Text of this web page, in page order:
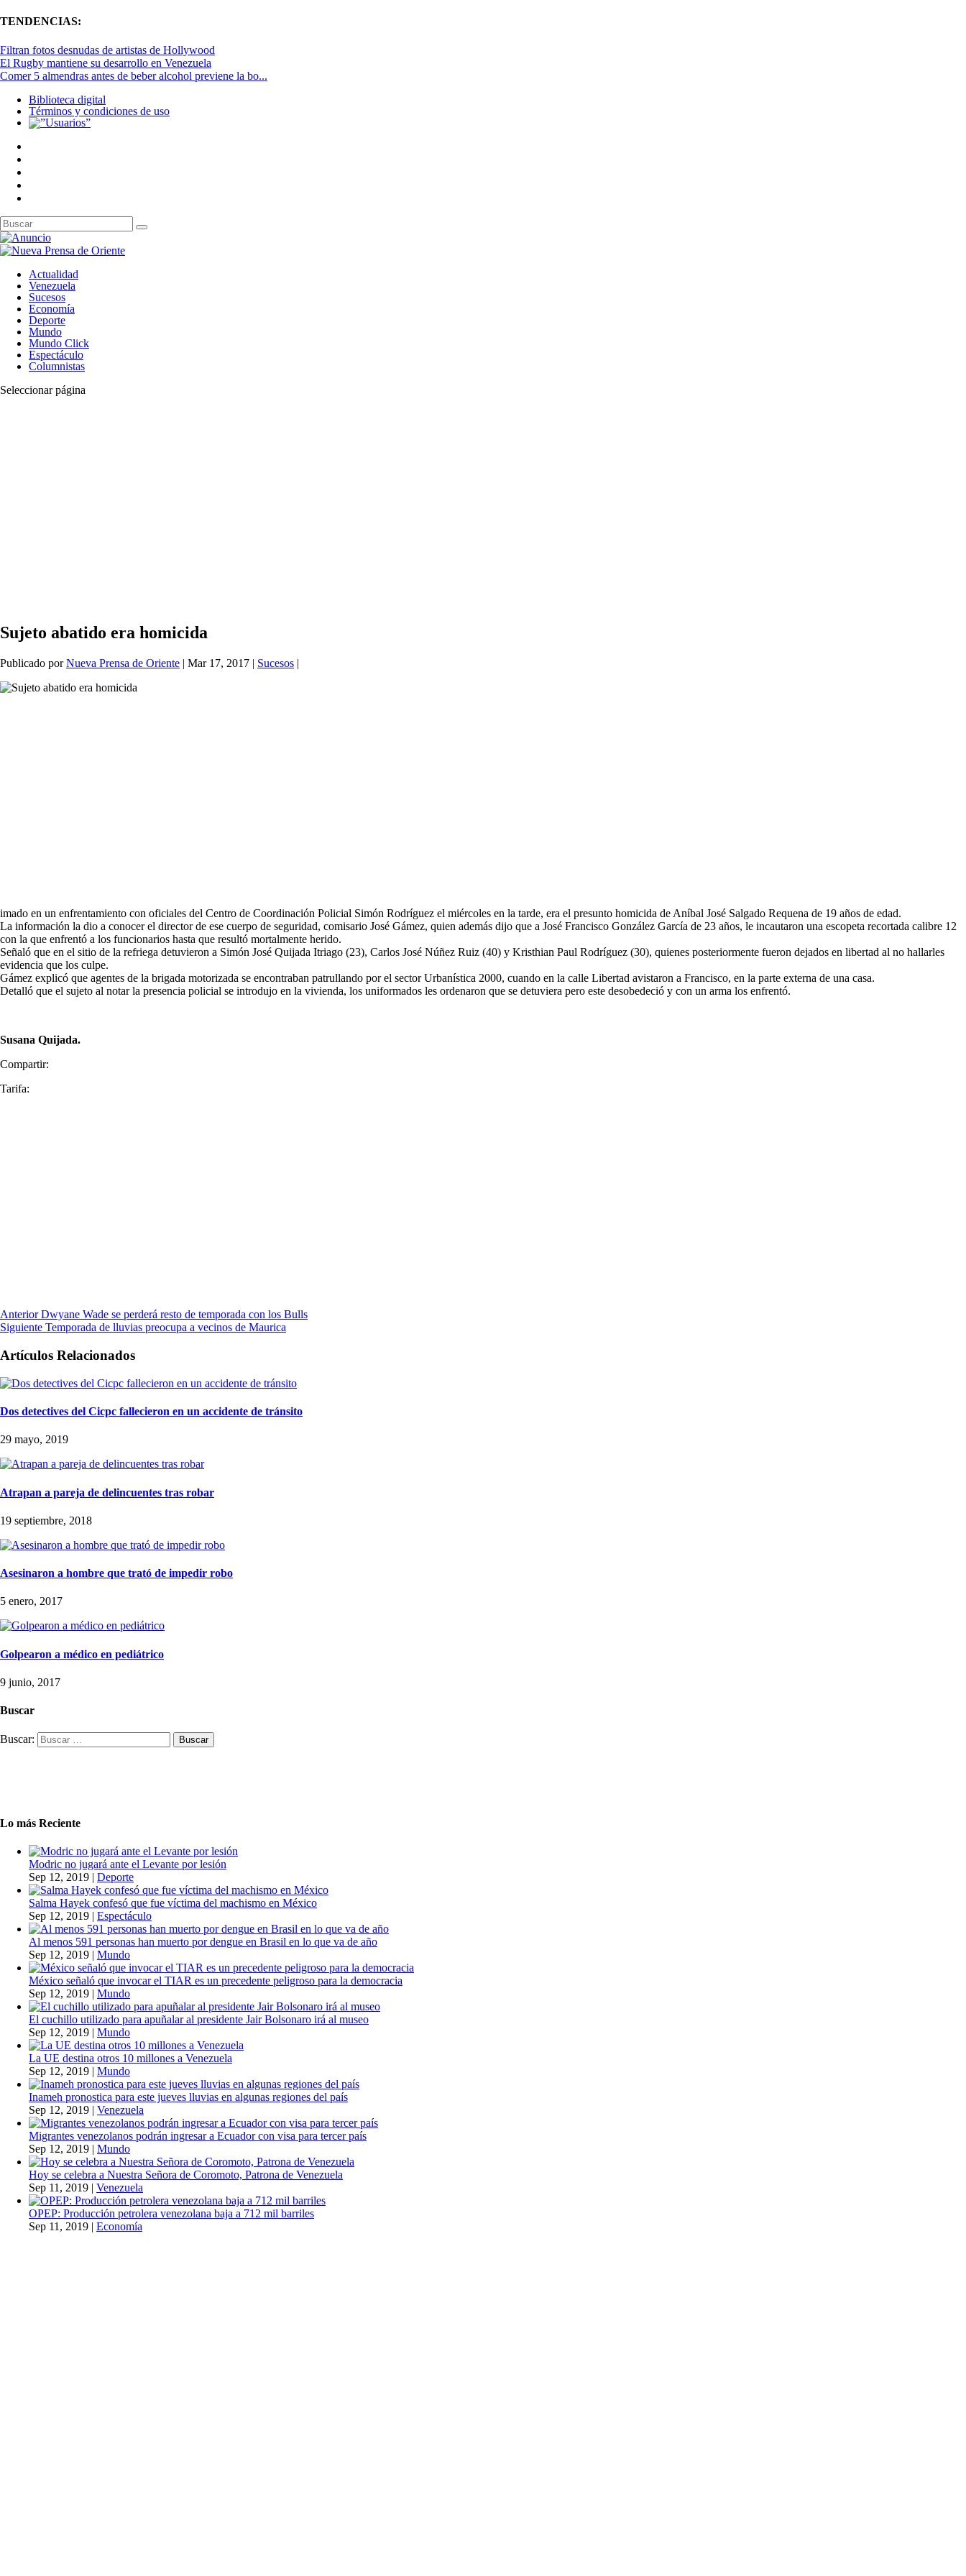
TENDENCIAS:
Filtran fotos desnudas de artistas de Hollywood
El Rugby mantiene su desarrollo en Venezuela
Comer 5 almendras antes de beber alcohol previene la bo...
Biblioteca digital
Términos y condiciones de uso
Actualidad
Venezuela
Sucesos
Economía
Deporte
Mundo
Mundo Click
Espectáculo
Columnistas
Seleccionar página
Sujeto abatido era homicida
Publicado porNueva Prensa de Oriente | Mar 17, 2017 | Sucesos |
imado en un enfrentamiento con oficiales del Centro de Coordinación Policial Simón Rodríguez el miércoles en la tarde, era el presunto homicida de Aníbal José Salgado Requena de 19 años de edad.
La información la dio a conocer el director de ese cuerpo de seguridad, comisario José Gámez, quien además dijo que a José Francisco González García de 23 años, le incautaron una escopeta recortada calibre 12
con la que enfrentó a los funcionarios hasta que resultó mortalmente herido.
Señaló que en el sitio de la refriega detuvieron a Simón José Quijada Itriago (23), Carlos José Núñez Ruiz (40) y Kristhian Paul Rodríguez (30), quienes posteriormente fueron dejados en libertad al no hallarles
evidencia que los culpe.
Gámez explicó que agentes de la brigada motorizada se encontraban patrullando por el sector Urbanística 2000, cuando en la calle Libertad avistaron a Francisco, en la parte externa de una casa.
Detalló que el sujeto al notar la presencia policial se introdujo en la vivienda, los uniformados les ordenaron que se detuviera pero este desobedeció y con un arma los enfrentó.
Susana Quijada.
Compartir:
Tarifa:
Anterior Dwyane Wade se perderá resto de temporada con los Bulls
Siguiente Temporada de lluvias preocupa a vecinos de Maurica
Artículos Relacionados
Dos detectives del Cicpc fallecieron en un accidente de tránsito
29 mayo, 2019
Atrapan a pareja de delincuentes tras robar
19 septiembre, 2018
Asesinaron a hombre que trató de impedir robo
5 enero, 2017
Golpearon a médico en pediátrico
9 junio, 2017
Buscar
Buscar:
Lo más Reciente
Modric no jugará ante el Levante por lesión
Sep 12, 2019 | Deporte
Salma Hayek confesó que fue víctima del machismo en México
Sep 12, 2019 | Espectáculo
Al menos 591 personas han muerto por dengue en Brasil en lo que va de año
Sep 12, 2019 | Mundo
México señaló que invocar el TIAR es un precedente peligroso para la democracia
Sep 12, 2019 | Mundo
El cuchillo utilizado para apuñalar al presidente Jair Bolsonaro irá al museo
Sep 12, 2019 | Mundo
La UE destina otros 10 millones a Venezuela
Sep 12, 2019 | Mundo
Inameh pronostica para este jueves lluvias en algunas regiones del país
Sep 12, 2019 | Venezuela
Migrantes venezolanos podrán ingresar a Ecuador con visa para tercer país
Sep 12, 2019 | Mundo
Hoy se celebra a Nuestra Señora de Coromoto, Patrona de Venezuela
Sep 11, 2019 | Venezuela
OPEP: Producción petrolera venezolana baja a 712 mil barriles
Sep 11, 2019 | Economía